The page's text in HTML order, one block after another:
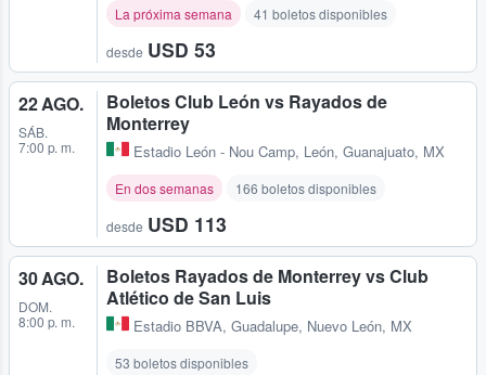
La próxima semana 41 boletos disponibles
desde USD 53
22 AGO.
SÁB.
7:00 p. m.
Boletos Club León vs Rayados de
Monterrey
Estadio León - Nou Camp, León, Guanajuato, MX
En dos semanas 166 boletos disponibles
desde USD 113
30 AGO.
DOM.
8:00 p. m.
Boletos Rayados de Monterrey vs Club
Atlético de San Luis
Estadio BBVA, Guadalupe, Nuevo León, MX
53 boletos disponibles